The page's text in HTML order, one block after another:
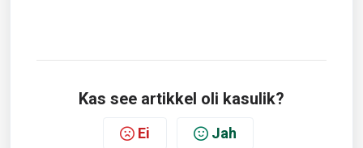
Kas see artikkel oli kasulik?
Ei Jah